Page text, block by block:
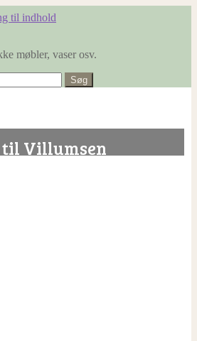
til indhold
møbler, vaser osv.
Søg
Villumsen